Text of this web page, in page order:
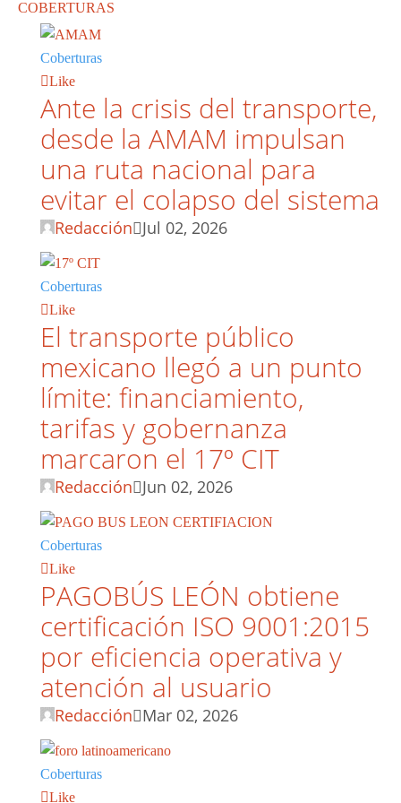
COBERTURAS
Coberturas
Like
Ante la crisis del transporte,
desde la AMAM impulsan
una ruta nacional para
evitar el colapso del sistema
Redacción Jul 02, 2026
Coberturas
Like
El transporte público
mexicano llegó a un punto
límite: financiamiento,
tarifas y gobernanza
marcaron el 17º CIT
Redacción Jun 02, 2026
Coberturas
Like
PAGOBÚS LEÓN obtiene
certificación ISO 9001:2015
por eficiencia operativa y
atención al usuario
Redacción Mar 02, 2026
Coberturas
Like